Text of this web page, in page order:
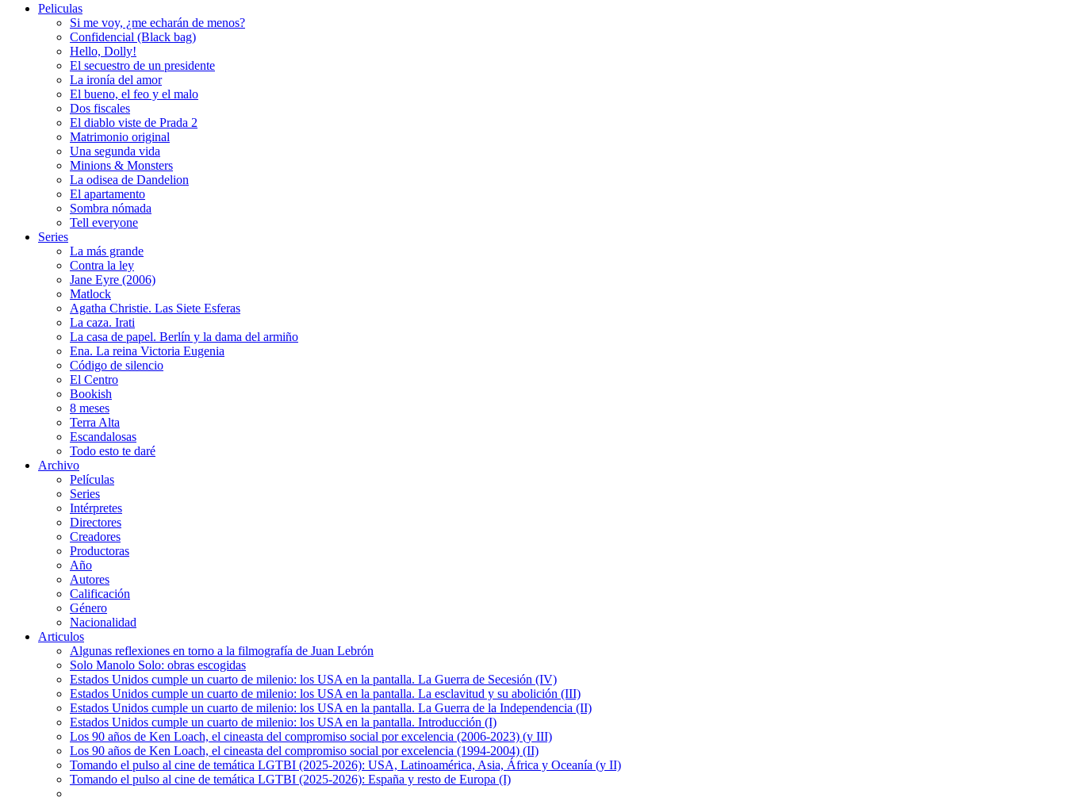
Peliculas
Si me voy, ¿me echarán de menos?
Confidencial (Black bag)
Hello, Dolly!
El secuestro de un presidente
La ironía del amor
El bueno, el feo y el malo
Dos fiscales
El diablo viste de Prada 2
Matrimonio original
Una segunda vida
Minions & Monsters
La odisea de Dandelion
El apartamento
Sombra nómada
Tell everyone
Series
La más grande
Contra la ley
Jane Eyre (2006)
Matlock
Agatha Christie. Las Siete Esferas
La caza. Irati
La casa de papel. Berlín y la dama del armiño
Ena. La reina Victoria Eugenia
Código de silencio
El Centro
Bookish
8 meses
Terra Alta
Escandalosas
Todo esto te daré
Archivo
Películas
Series
Intérpretes
Directores
Creadores
Productoras
Año
Autores
Calificación
Género
Nacionalidad
Articulos
Algunas reflexiones en torno a la filmografía de Juan Lebrón
Solo Manolo Solo: obras escogidas
Estados Unidos cumple un cuarto de milenio: los USA en la pantalla. La Guerra de Secesión (IV)
Estados Unidos cumple un cuarto de milenio: los USA en la pantalla. La esclavitud y su abolición (III)
Estados Unidos cumple un cuarto de milenio: los USA en la pantalla. La Guerra de la Independencia (II)
Estados Unidos cumple un cuarto de milenio: los USA en la pantalla. Introducción (I)
Los 90 años de Ken Loach, el cineasta del compromiso social por excelencia (2006-2023) (y III)
Los 90 años de Ken Loach, el cineasta del compromiso social por excelencia (1994-2004) (II)
Tomando el pulso al cine de temática LGTBI (2025-2026): USA, Latinoamérica, Asia, África y Oceanía (y II)
Tomando el pulso al cine de temática LGTBI (2025-2026): España y resto de Europa (I)